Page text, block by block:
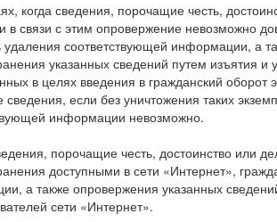
когда сведения, порочащие честь,
в связи с этим опровержение невозможно
удаления соответствующей информации, а
указанных сведений путем изъятия
в целях введения в гражданский
сведения, если без уничтожения таких
информации невозможно.
порочащие честь, достоинство или
доступными в сети «Интернет»,
а также опровержения указанных
сети «Интернет».